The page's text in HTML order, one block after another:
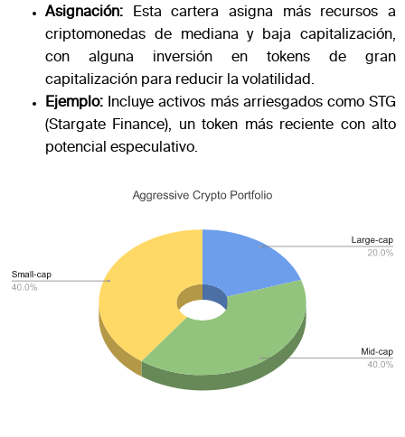
Asignación:
Esta cartera asigna más recursos a
criptomonedas de mediana y baja capitalización,
con alguna inversión en tokens de gran
capitalización para reducir la volatilidad.
Ejemplo: Incluye activos más arriesgados como STG
(Stargate Finance), un token más reciente con alto
potencial especulativo.